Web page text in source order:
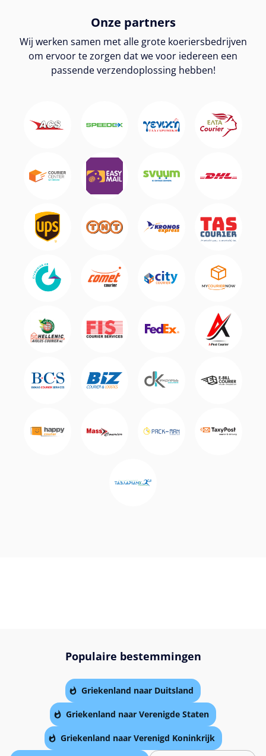
Onze partners
Wij werken samen met alle grote koeriersbedrijven
om ervoor te zorgen dat we voor iedereen een
passende verzendoplossing hebben!
Populaire bestemmingen
Griekenland naar Duitsland
Griekenland naar Verenigde Staten
Griekenland naar Verenigd Koninkrijk